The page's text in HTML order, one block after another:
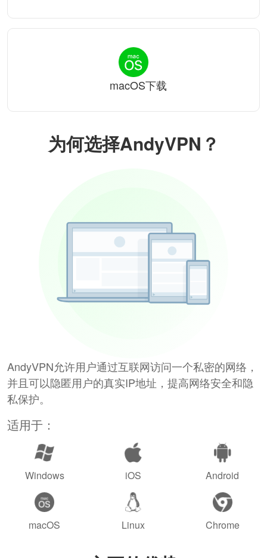
为何选择AndyVPN？
AndyVPN允许用户通过互联网访问一个私密的网络，
并且可以隐匿用户的真实IP地址，提高网络安全和隐
私保护。
适用于：
Windows iOS Android
macOS Linux Chrome
macOS下载